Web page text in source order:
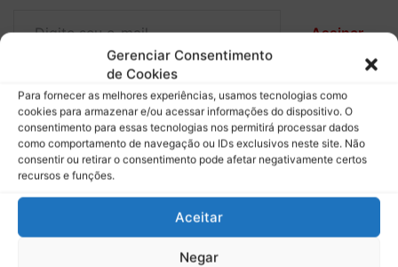
Gerenciar Consentimento
de Cookies
Para fornecer as melhores experiências, usamos tecnologias como
cookies para armazenar e/ou acessar informações do dispositivo. O
consentimento para essas tecnologias nos permitirá processar dados
como comportamento de navegação ou IDs exclusivos neste site. Não
consentir ou retirar o consentimento pode afetar negativamente certos
recursos e funções.
Aceitar
Negar
Assinar
Copy URL